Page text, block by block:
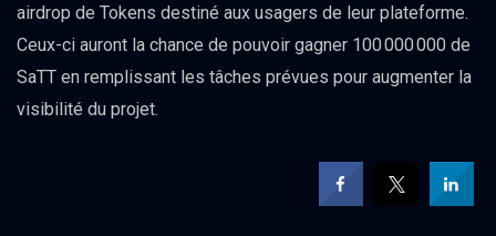
airdrop de Tokens destiné aux usagers de leur plateforme.
Ceux-ci auront la chance de pouvoir gagner 100 000 000 de
SaTT en remplissant les tâches prévues pour augmenter la
visibilité du projet.